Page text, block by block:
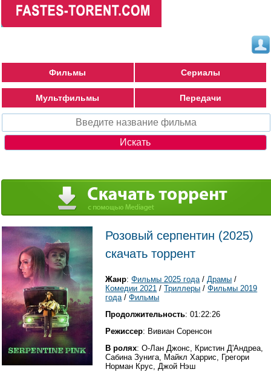
Фильмы Сериалы
Мультфильмы Передачи
Розовый серпентин (2025)
скачать торрент
Жанр:Фильмы 2025 года/Драмы /
Комедии 2021 /Триллеры /Фильмы 2019
года/Фильмы
Продолжительность: 01:22:26
Режиссер: Вивиан Соренсон
В ролях: О-Лан Джонс, Кристин Д'Андреа,
Сабина Зунига, Майкл Харрис, Грегори
Норман Крус, Джой Нэш